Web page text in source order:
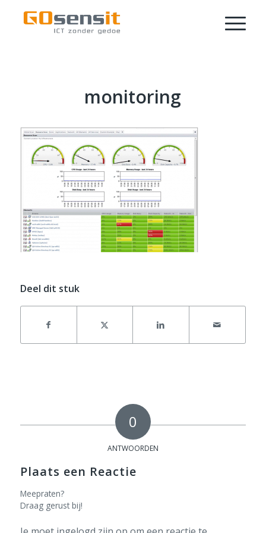
monitoring
Deel dit stuk
0
ANTWOORDEN
Plaats een Reactie
Meepraten?
Draag gerust bij!